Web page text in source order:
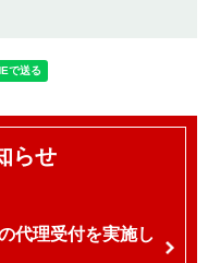
らせ
代理受付を実施し